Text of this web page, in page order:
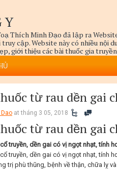
Y
Thích Minh Đạo đã lập ra
cập. Website này có nhiều nội
giới thiệu các bài thuốc gia
Dưỡng Sinh, và Trị Bệnh
thủ thuật, mọi phương pháp để
từ rau dền gai
Dao at tháng 3 05, 2018
từ rau dền gai
truyền, dền gai có vị ngọt nhạt, tính
truyền, dền gai có vị ngọt nhạt, tính
trị phù thũng, bệnh về thận, chữa lỵ